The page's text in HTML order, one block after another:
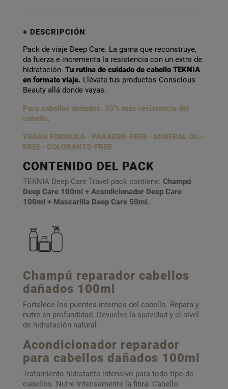
DESCRIPCIÓN
Pack de viaje Deep Care. La gama que reconstruye,
da fuerza e incrementa la resistencia con un extra de
hidratación. Tu rutina de cuidado de cabello TEKNIA
en formato viaje. Llévate tus productos Conscious
Beauty allá donde vayas.
Para cabellos dañados. 35% más resistencia del
cabello.
VEGAN FORMULA · PARABEN-FREE · MINERAL OIL-
FREE · COLORANTS-FREE
CONTENIDO DEL PACK
TEKNIA Deep Care Travel pack contiene: Champú
Deep Care 100ml + Acondicionador Deep Care
100ml + Mascarilla Deep Care 50ml.
Champú reparador cabellos
dañados 100ml
Fortalece los puentes internos del cabello. Repara y
nutre en profundidad. Devuelve la suavidad y el nivel
de hidratación natural.
Acondicionador reparador
para cabellos dañados 100ml
Tratamiento hidratante intensivo para todo tipo de
cabellos. Nutre intensamente la fibra. Cabello